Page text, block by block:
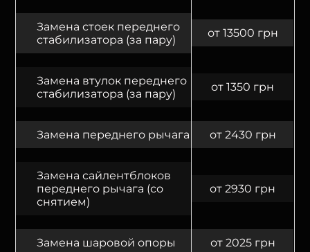
Замена стоек переднего
стабилизатора (за пару)
от 13500 грн
Замена втулок переднего
стабилизатора (за пару)
от 1350 грн
Замена переднего рычага от 2430 грн
Замена сайлентблоков
переднего рычага (со
снятием)
от 2930 грн
Замена шаровой опоры от 2025 грн